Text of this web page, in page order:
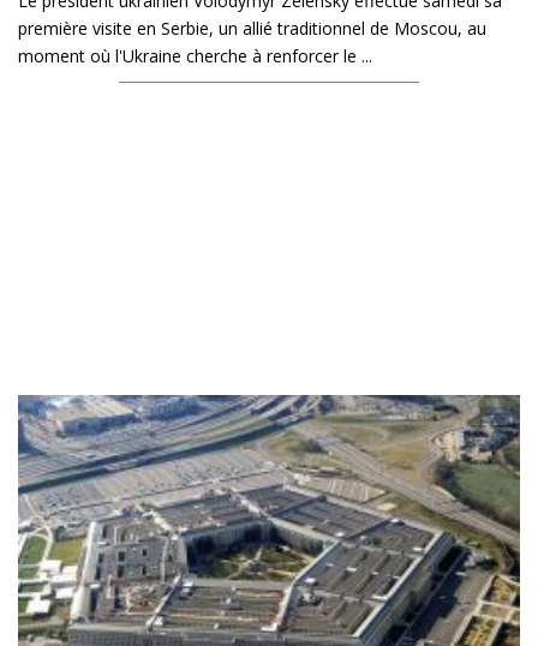
première visite en Serbie, un allié traditionnel de Moscou, au
moment où l'Ukraine cherche à renforcer le ...